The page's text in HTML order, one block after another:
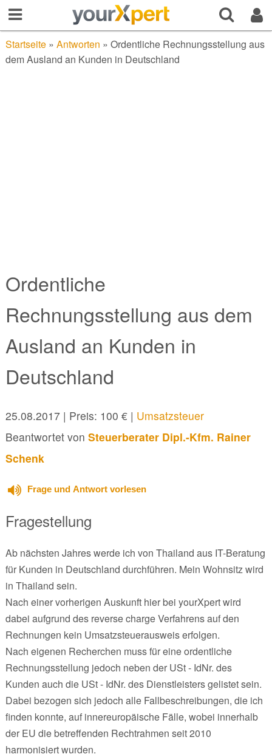
Startseite» Antworten » Ordentliche Rechnungsstellung aus
dem Ausland an Kunden in Deutschland
Ordentliche
Rechnungsstellung aus dem
Ausland an Kunden in
Deutschland
25.08.2017| Preis: 100 € | Umsatzsteuer
Beantwortet von Steuerberater Dipl.-Kfm. Rainer
Schenk
Frage und Antwort vorlesen
Fragestellung
Ab nächsten Jahres werde ich von Thailand aus IT-Beratung
für Kunden in Deutschland durchführen. Mein Wohnsitz wird
in Thailand sein.
Nach einer vorherigen Auskunft hier bei yourXpert wird
dabei aufgrund des reverse charge Verfahrens auf den
Rechnungen kein Umsatzsteuerausweis erfolgen.
Nach eigenen Recherchen muss für eine ordentliche
Rechnungsstellung jedoch neben der USt - IdNr. des
Kunden auch die USt - IdNr. des Dienstleisters gelistet sein.
Dabei bezogen sich jedoch alle Fallbeschreibungen, die ich
finden konnte, auf innereuropäische Fälle, wobei innerhalb
der EU die betreffenden Rechtrahmen seit 2010
harmonisiert wurden.